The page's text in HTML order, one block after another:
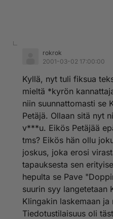
rokrok
2001-03-02 17:00:00
Kyllä, nyt tuli fiksua
mieltä *kyrön
niin suunnattomasti se
Petäjä. Ollaan sitä nyt
v***u. Eikös Petäjää
tms? Eikös hän ollu
joskus, joka erosi
tapauksesta sen
hepulta se Pave
suurin syy langetetaan
Klingakin laskemaan ja
Tiedotustilaisuus oli